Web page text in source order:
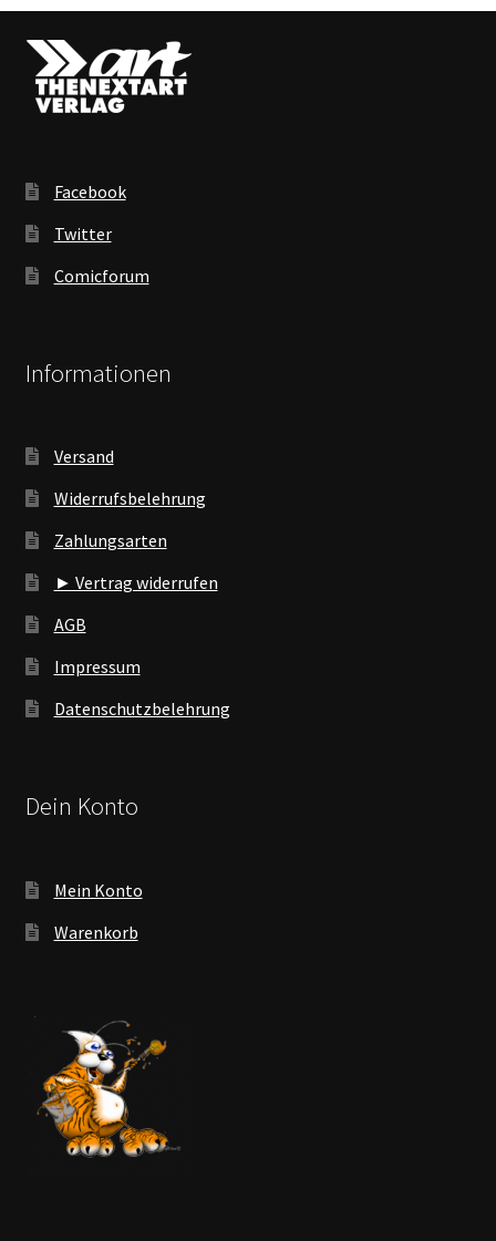
Facebook
Twitter
Comicforum
Informationen
Versand
Widerrufsbelehrung
Zahlungsarten
► Vertrag widerrufen
AGB
Impressum
Datenschutzbelehrung
Dein Konto
Mein Konto
Warenkorb